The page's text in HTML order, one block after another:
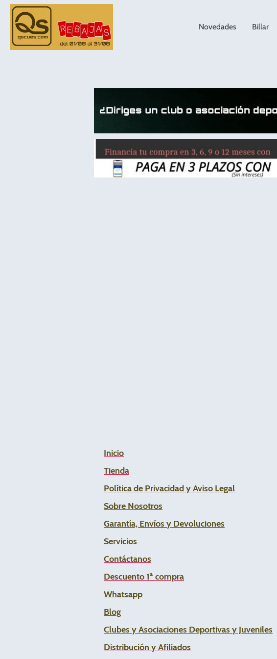
Novedades Billar
Inicio
Tienda
Política de Privacidad y Aviso Legal
Sobre Nosotros
Garantía, Envíos y Devoluciones
Servicios
Contáctanos
Descuento 1ª compra
Whatsapp
Blog
Clubes y Asociaciones Deportivas y Juveniles
Distribución y Afiliados